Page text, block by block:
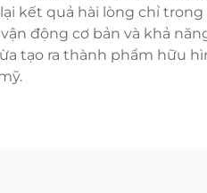
kết quả hài lòng chỉ trong
động cơ bản và khả
tạo ra thành phẩm hữu